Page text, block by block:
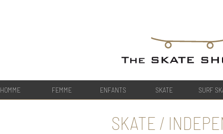
HOMME FEMME ENFANTS SKATE SURF
SKATE /